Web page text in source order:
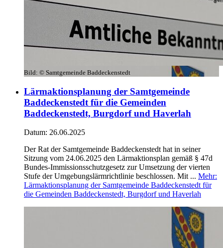
Bild: © Samtgemeinde Baddeckenstedt
Lärmaktionsplanung der Samtgemeinde
Baddeckenstedt für die Gemeinden
Baddeckenstedt, Burgdorf und Haverlah
Datum: 26.06.2025
Der Rat der Samtgemeinde Baddeckenstedt hat in seiner
Sitzung vom 24.06.2025 den Lärmaktionsplan gemäß § 47d
Bundes-Immissionsschutzgesetz zur Umsetzung der vierten
Stufe der Umgebungslärmrichtlinie beschlossen. Mit ... Mehr:
Lärmaktionsplanung der Samtgemeinde Baddeckenstedt für
die Gemeinden Baddeckenstedt, Burgdorf und Haverlah